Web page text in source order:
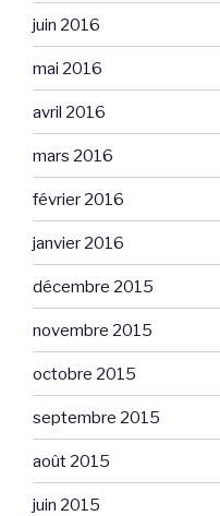
juin 2016
mai 2016
avril 2016
mars 2016
février 2016
janvier 2016
décembre 2015
novembre 2015
octobre 2015
septembre 2015
août 2015
juin 2015